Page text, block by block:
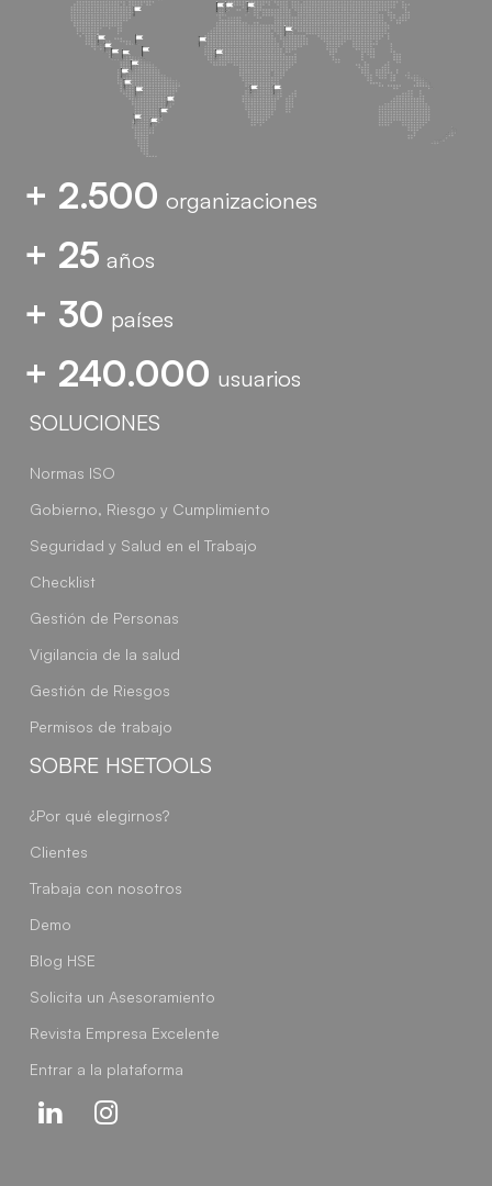
+ 2.500 organizaciones
+ 25 años
+ 30 países
+ 240.000 usuarios
SOLUCIONES
Normas ISO
Gobierno, Riesgo y Cumplimiento
Seguridad y Salud en el Trabajo
Checklist
Gestión de Personas
Vigilancia de la salud
Gestión de Riesgos
Permisos de trabajo
SOBRE HSETOOLS
¿Por qué elegirnos?
Clientes
Trabaja con nosotros
Demo
Blog HSE
Solicita un Asesoramiento
Revista Empresa Excelente
Entrar a la plataforma
Linkedin